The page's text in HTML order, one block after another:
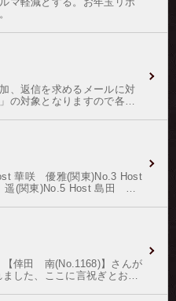
からご申請・ご決済をされ
画像を送付頂けます様お願
リボンアイコン↓ ↘イメ
像権のあるものは御使用
画像・エロ画像・グロ画像
に該当する画像・ホストさ
な画像は御使用になれませ
ルのサイズに修正加工されま
まで添付
タインイベントで優勝ホス
を＋３０％を賞金として差
頭割り）実施期間：2月13
ト：120pt（銀行振込の場合
終了後のお振込の場合は、
を写メで撮影してメール頂
ールはコチラから注）クレ
がご不明の場合は、下記Ｕ
ご決算はこちらをクリック
、返信を求めるメールに対
の対象となりますので各
華咲 優雅(関東)No.3 Host
(関東)No.5 Host 島田 龍
お厳しいこの頃、お客様各
のこと何よりに存じます。
四千年以上前にさかのぼる
た舜は、臣下を率いて天を
起源とされるが、前漢武帝
ていなかった。夏代は夏暦
なると夏暦の十二月を正月
【倖田 南(No.1168)】さんが
した、ここに言祝ぎとお祝